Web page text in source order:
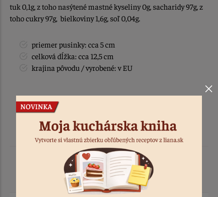
tuk 0,1g, z toho nasýtené mastné kyseliny 0g, sacharidy 97g, z
toho cukry 97g, bielkoviny 1,6g, soľ 0,04g.
priemer pusinky: cca 5 cm
celková dĺžka: cca 12,5 cm
krajina pôvodu / vyrobené: v EU
Podobné produkty